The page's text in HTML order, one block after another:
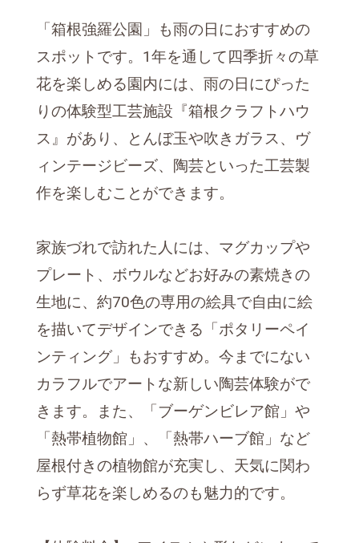
「箱根強羅公園」も雨の日におすすめの
スポットです。1年を通して四季折々の草
花を楽しめる園内には、雨の日にぴった
りの体験型工芸施設『箱根クラフトハウ
ス』があり、とんぼ玉や吹きガラス、ヴ
ィンテージビーズ、陶芸といった工芸製
作を楽しむことができます。
家族づれで訪れた人には、マグカップや
プレート、ボウルなどお好みの素焼きの
生地に、約70色の専用の絵具で自由に絵
を描いてデザインできる「ポタリーペイ
ンティング」もおすすめ。今までにない
カラフルでアートな新しい陶芸体験がで
きます。また、「ブーゲンビレア館」や
「熱帯植物館」、「熱帯ハーブ館」など
屋根付きの植物館が充実し、天気に関わ
らず草花を楽しめるのも魅力的です。